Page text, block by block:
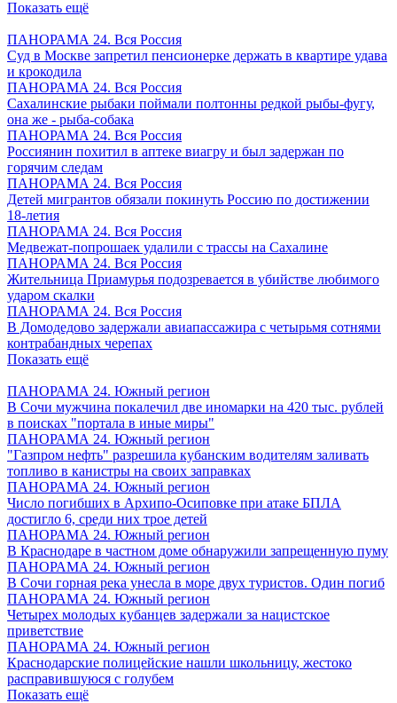
Показать ещё
ПАНОРАМА 24. Вся Россия
Суд в Москве запретил пенсионерке держать в квартире удава
и крокодила
ПАНОРАМА 24. Вся Россия
Сахалинские рыбаки поймали полтонны редкой рыбы-фугу,
она же - рыба-собака
ПАНОРАМА 24. Вся Россия
Россиянин похитил в аптеке виагру и был задержан по
горячим следам
ПАНОРАМА 24. Вся Россия
Детей мигрантов обязали покинуть Россию по достижении
18-летия
ПАНОРАМА 24. Вся Россия
Медвежат-попрошаек удалили с трассы на Сахалине
ПАНОРАМА 24. Вся Россия
Жительница Приамурья подозревается в убийстве любимого
ударом скалки
ПАНОРАМА 24. Вся Россия
В Домодедово задержали авиапассажира с четырьмя сотнями
контрабандных черепах
Показать ещё
ПАНОРАМА 24. Южный регион
В Сочи мужчина покалечил две иномарки на 420 тыс. рублей
в поисках "портала в иные миры"
ПАНОРАМА 24. Южный регион
"Газпром нефть" разрешила кубанским водителям заливать
топливо в канистры на своих заправках
ПАНОРАМА 24. Южный регион
Число погибших в Архипо-Осиповке при атаке БПЛА
достигло 6, среди них трое детей
ПАНОРАМА 24. Южный регион
В Краснодаре в частном доме обнаружили запрещенную пуму
ПАНОРАМА 24. Южный регион
В Сочи горная река унесла в море двух туристов. Один погиб
ПАНОРАМА 24. Южный регион
Четырех молодых кубанцев задержали за нацистское
приветствие
ПАНОРАМА 24. Южный регион
Краснодарские полицейские нашли школьницу, жестоко
расправившуюся с голубем
Показать ещё